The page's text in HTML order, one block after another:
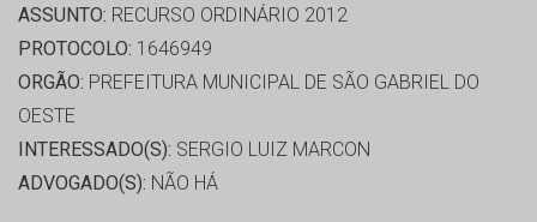
ASSUNTO: RECURSO ORDINÁRIO 2012
PROTOCOLO: 1646949
ORGÃO: PREFEITURA MUNICIPAL DE SÃO GABRIEL DO
OESTE
INTERESSADO(S): SERGIO LUIZ MARCON
ADVOGADO(S): NÃO HÁ